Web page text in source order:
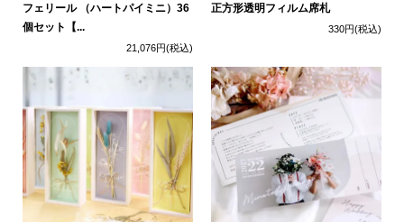
フェリール （ハートパイミニ）36
個セット【...
21,076円(税込)
正方形透明フィルム席札
330円(税込)